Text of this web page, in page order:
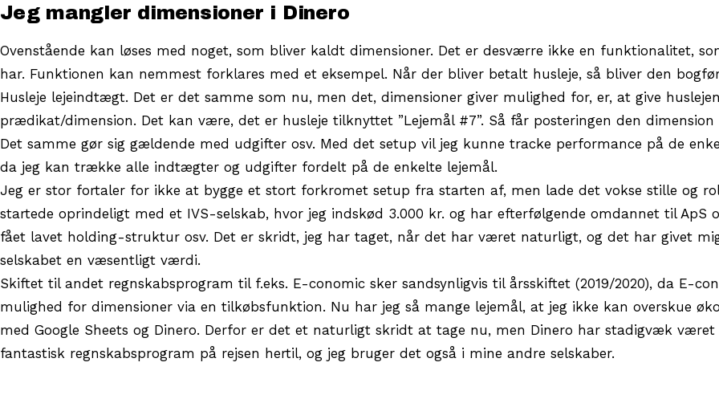
Jeg mangler dimensioner i Dinero
Ovenstående kan løses med noget, som bliver kaldt dimensioner. Det er desværre ikke en funktionalitet,
har. Funktionen kan nemmest forklares med et eksempel. Når der bliver betalt husleje, så bliver den
Husleje lejeindtægt. Det er det samme som nu, men det, dimensioner giver mulighed for, er, at give
prædikat/dimension. Det kan være, det er husleje tilknyttet ”Lejemål #7”. Så får posteringen den
Det samme gør sig gældende med udgifter osv. Med det setup vil jeg kunne tracke performance på de
da jeg kan trække alle indtægter og udgifter fordelt på de enkelte lejemål.
Jeg er stor fortaler for ikke at bygge et stort forkromet setup fra starten af, men lade det vokse stille og
startede oprindeligt med et IVS-selskab, hvor jeg indskød 3.000 kr. og har efterfølgende omdannet til ApS
fået lavet holding-struktur osv. Det er skridt, jeg har taget, når det har været naturligt, og det har givet
selskabet en væsentligt værdi.
Skiftet til andet regnskabsprogram til f.eks. E-conomic sker sandsynligvis til årsskiftet (2019/2020), da E-
mulighed for dimensioner via en tilkøbsfunktion. Nu har jeg så mange lejemål, at jeg ikke kan overskue
med Google Sheets og Dinero. Derfor er det et naturligt skridt at tage nu, men Dinero har stadigvæk været
fantastisk regnskabsprogram på rejsen hertil, og jeg bruger det også i mine andre selskaber.